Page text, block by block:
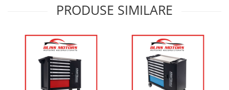
PRODUSE SIMILARE